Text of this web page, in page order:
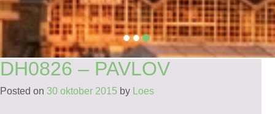
DH0826 – PAVLOV
Posted on 30 oktober 2015 by Loes